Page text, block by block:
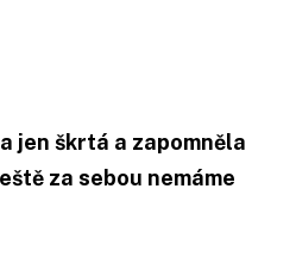
jen škrtá a zapomněla
za sebou nemáme